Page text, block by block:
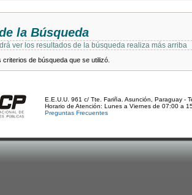
la Búsqueda
ver los resultados de la búsqueda realiza más arriba
de búsqueda que se utilizó.
E.E.U.U. 961 c/ Tte. Fariña. Asunción, Paraguay -
Horario de Atención: Lunes a Viernes de 07:00 a
Preguntas Frecuentes